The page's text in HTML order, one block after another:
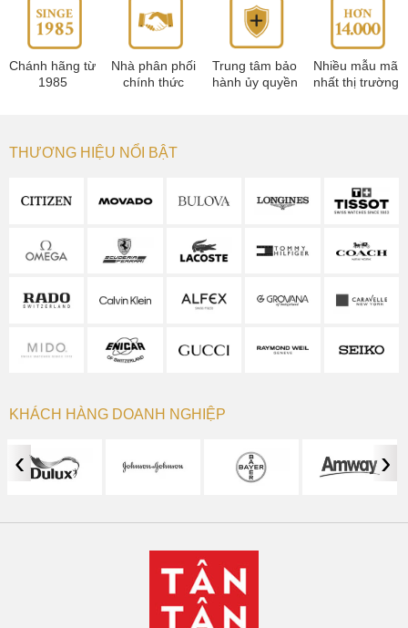
Chánh hãng từ
1985
Nhà phân phối
chính thức
Trung tâm bảo
hành ủy quyền
Nhiều mẫu mã
nhất thị trường
THƯƠNG HIỆU NỔI BẬT
KHÁCH HÀNG DOANH NGHIỆP
‹ ›